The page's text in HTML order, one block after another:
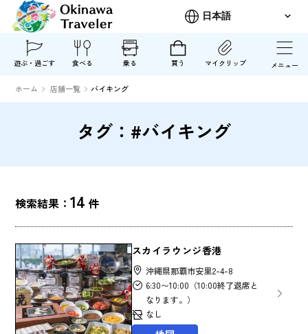
遊ぶ・過ごす 食べる 乗る 買う マイクリップ メニュー
ホーム 店舗一覧 バイキング
タグ：#バイキング
検索結果：14 件
スカイラウンジ香港
沖縄県那覇市安里2-4-8
6:30〜10:00（10:00終了退席と
なります。）
なし